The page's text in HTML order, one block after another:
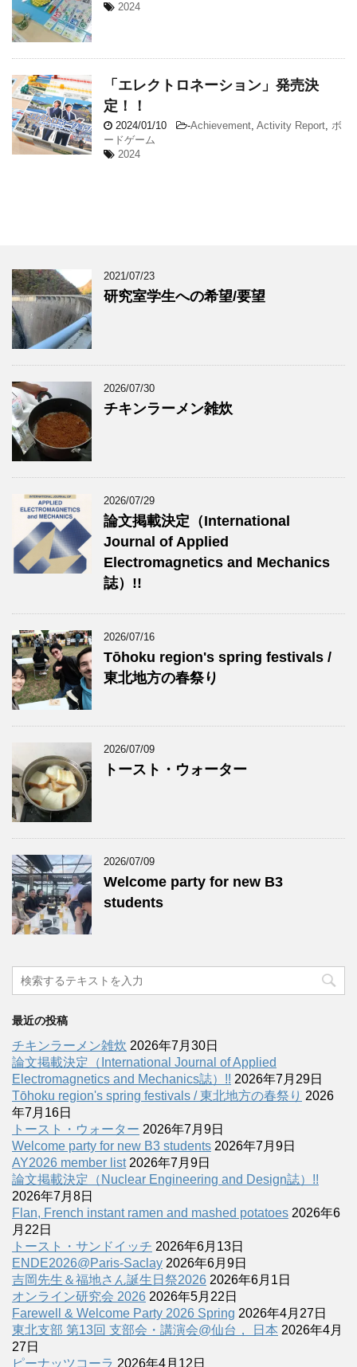
2024
「エレクトロネーション」発売決
定！！
2024/01/10 -Achievement, Activity Report, ボ
ードゲーム
2024
2021/07/23
研究室学生への希望/要望
2026/07/30
チキンラーメン雑炊
2026/07/29
論文掲載決定（International
Journal of Applied
Electromagnetics and Mechanics
誌）!!
2026/07/16
Tōhoku region's spring festivals /
東北地方の春祭り
2026/07/09
トースト・ウォーター
2026/07/09
Welcome party for new B3
students
最近の投稿
チキンラーメン雑炊 2026年7月30日
論文掲載決定（International Journal of Applied
Electromagnetics and Mechanics誌）!! 2026年7月29日
Tōhoku region's spring festivals / 東北地方の春祭り 2026
年7月16日
トースト・ウォーター 2026年7月9日
Welcome party for new B3 students 2026年7月9日
AY2026 member list 2026年7月9日
論文掲載決定（Nuclear Engineering and Design誌）!!
2026年7月8日
Flan, French instant ramen and mashed potatoes 2026年6
月22日
トースト・サンドイッチ 2026年6月13日
ENDE2026@Paris-Saclay 2026年6月9日
吉岡先生＆福地さん誕生日祭2026 2026年6月1日
オンライン研究会 2026 2026年5月22日
Farewell & Welcome Party 2026 Spring 2026年4月27日
東北支部 第13回 支部会・講演会@仙台， 日本 2026年4月
27日
ピーナッツコーラ 2026年4月12日